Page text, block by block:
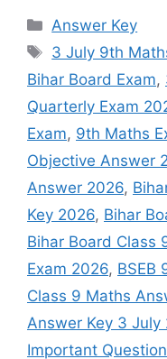
Categories
Answer Key
Tags
3 July 9th
Bihar Board Exam,
Quarterly Exam
Exam, 9th Maths
Objective Answer
Answer 2026,
Key 2026, Bihar
Bihar Board Class
Exam 2026, BSEB
Class 9 Maths
Answer Key 3 July
Important